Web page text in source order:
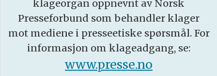
klageorgan oppnevnt av Norsk
Presseforbund som behandler klager
mot mediene i presseetiske spørsmål. For
informasjon om klageadgang, se:
www.presse.no